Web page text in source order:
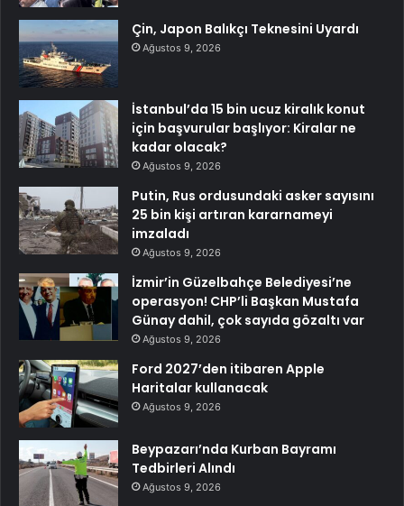
Çin, Japon Balıkçı Teknesini Uyardı
Ağustos 9, 2026
İstanbul’da 15 bin ucuz kiralık konut
için başvurular başlıyor: Kiralar ne
kadar olacak?
Ağustos 9, 2026
Putin, Rus ordusundaki asker sayısını
25 bin kişi artıran kararnameyi
imzaladı
Ağustos 9, 2026
İzmir’in Güzelbahçe Belediyesi’ne
operasyon! CHP’li Başkan Mustafa
Günay dahil, çok sayıda gözaltı var
Ağustos 9, 2026
Ford 2027’den itibaren Apple
Haritalar kullanacak
Ağustos 9, 2026
Beypazarı’nda Kurban Bayramı
Tedbirleri Alındı
Ağustos 9, 2026